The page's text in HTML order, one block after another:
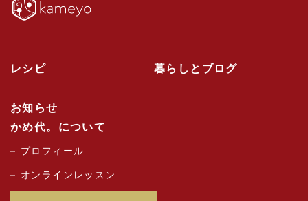
レシピ 暮らしとブログ
お知らせ
かめ代。について
プロフィール
オンラインレッスン